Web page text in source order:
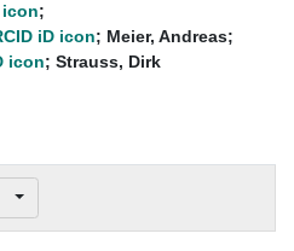
;
; Meier, Andreas;
; Strauss, Dirk